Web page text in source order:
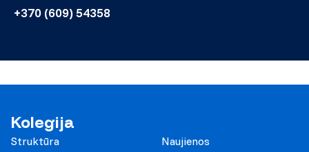
+370 (609) 54358
Kolegija
Struktūra
Naujienos